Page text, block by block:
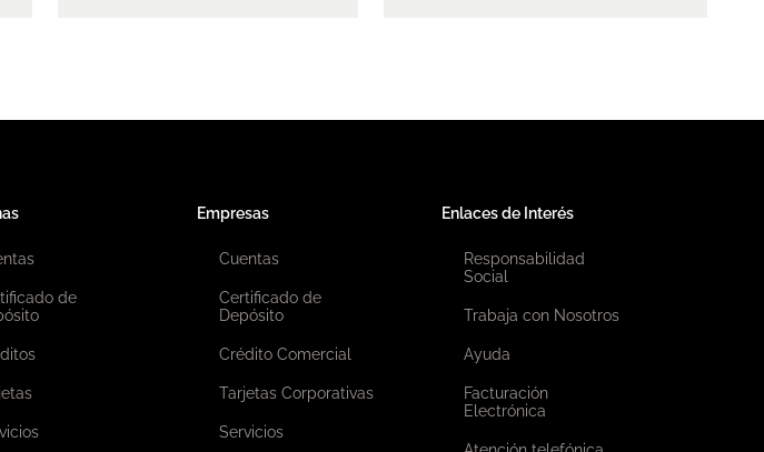
de
Empresas
Cuentas
Certificado de
Depósito
Crédito Comercial
Tarjetas Corporativas
Servicios
Enlaces de Interés
Responsabilidad
Social
Trabaja con Nosotros
Ayuda
Facturación
Electrónica